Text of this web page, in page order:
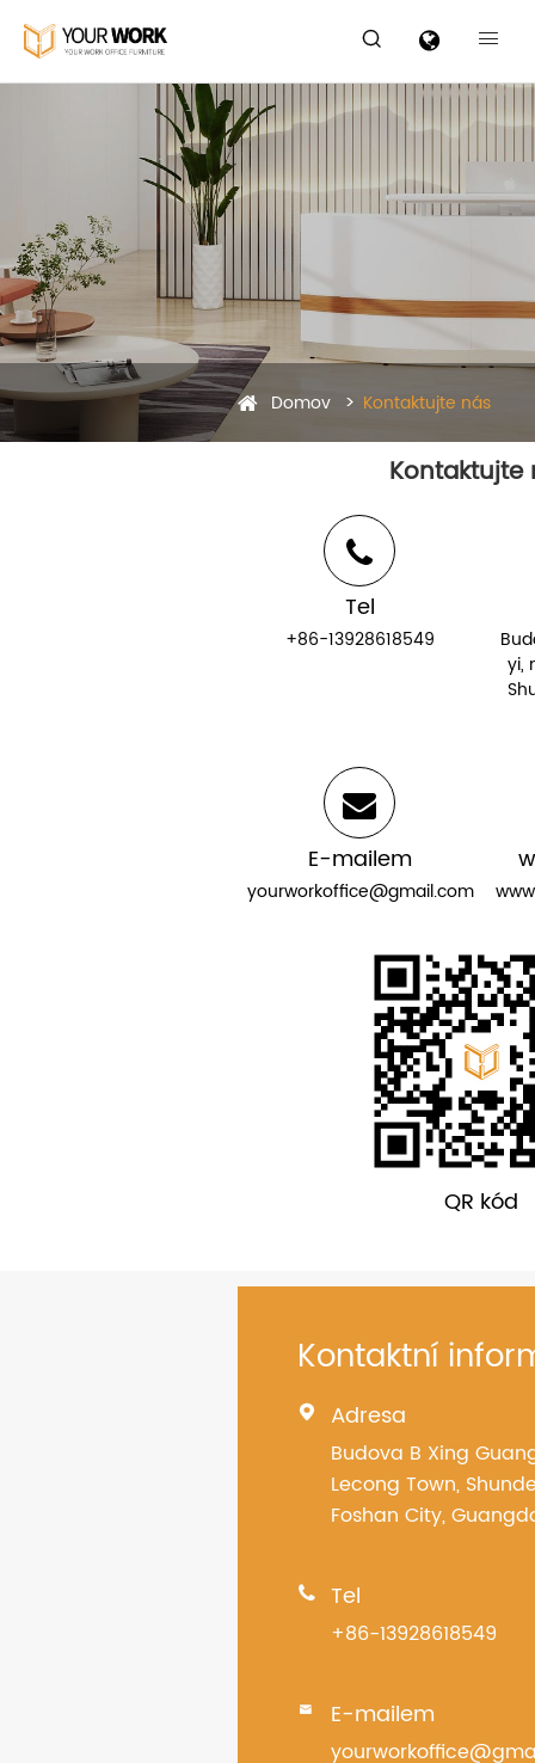
 
Domov Kontaktujte nás
Kontaktujte
Tel
+86-13928618549
yi,
E-mailem
yourworkoffice@gmail.com
QR kód
Kontaktní
 Adresa
Budova B Xing
Lecong Town,
Foshan City,
 Tel
+86-13928618549
 E-mailem